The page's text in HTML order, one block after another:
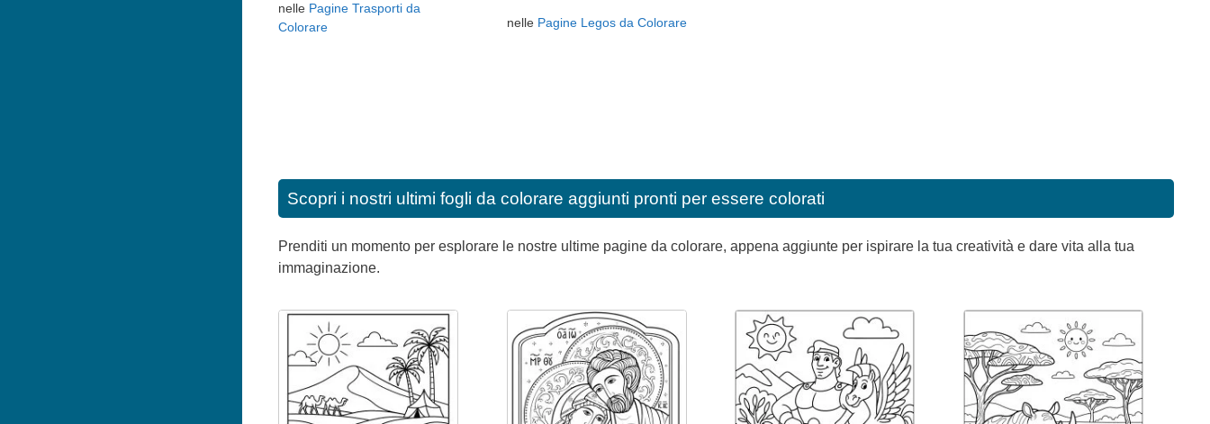
nelle Pagine Trasporti da
Colorare
nelle Pagine Legos da Colorare
Scopri i nostri ultimi fogli da colorare aggiunti pronti per essere colorati
Prenditi un momento per esplorare le nostre ultime pagine da colorare, appena aggiunte per ispirare la tua creatività e dare vita alla tua
immaginazione.